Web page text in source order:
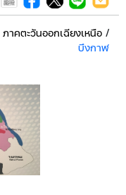
ภาคตะวันออกเฉียงเหนือ/
บึงกาฬ